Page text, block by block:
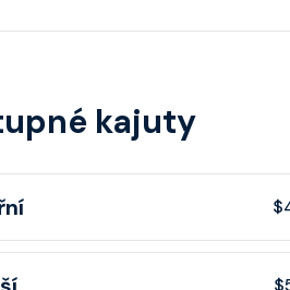
kajuty
kajuta poskytuje pohovku, fén,